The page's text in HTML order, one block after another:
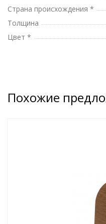
Страна происхождения *
Толщина
Цвет *
Похожие